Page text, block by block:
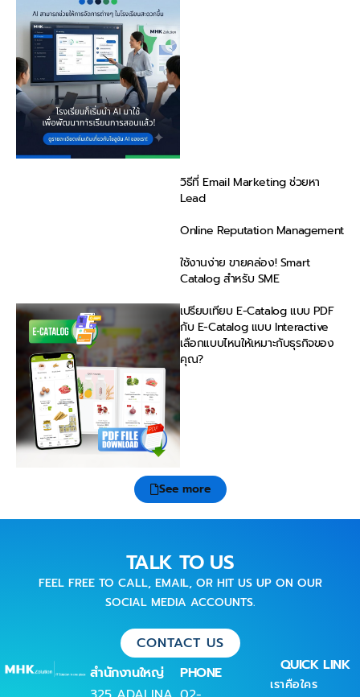
วิธีที่ Email Marketing ช่วยหา
Lead
Online Reputation Management
ใช้งานง่าย ขายคล่อง! Smart
Catalog สำหรับ SME
เปรียบเทียบ E-Catalog แบบ PDF
กับ E-Catalog แบบ Interactive
เลือกแบบไหนให้เหมาะกับธุรกิจของ
คุณ?
See more
TALK TO US
FEEL FREE TO CALL, EMAIL, OR HIT US UP ON OUR
SOCIAL MEDIA ACCOUNTS.
CONTACT US
สำนักงานใหญ่
PHONE
QUICK LINK
เราคือใคร